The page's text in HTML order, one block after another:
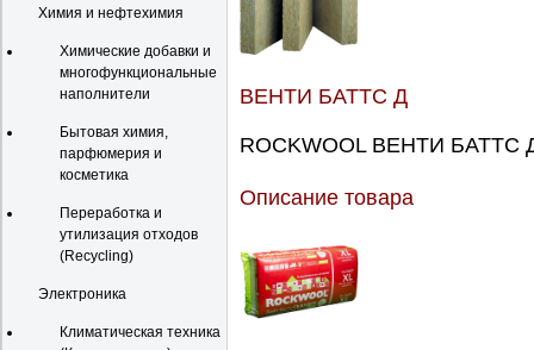
Химия и нефтехимия
Химические добавки и
многофункциональные
наполнители
Бытовая химия,
парфюмерия и
косметика
Переработка и
утилизация отходов
(Recycling)
Электроника
Климатическая техника
ВЕНТИ БАТТС Д
ROCKWOOL ВЕНТИ БАТТС
Описание товара